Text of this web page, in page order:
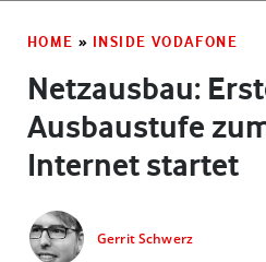
HOME » INSIDE VODAFONE
Netzausbau:
Ausbaustufe
Internet startet
Gerrit Schwerz